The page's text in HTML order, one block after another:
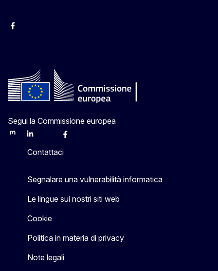
Facebook Europa in Italia
Segui la Commissione europea
MastodonLinkedInBlueskyFacebook
Contattaci
Segnalare una vulnerabilità informatica
Le lingue sui nostri siti web
Cookie
Politica in materia di privacy
Note legali